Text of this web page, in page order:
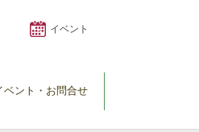
イベント
ベント・お問合せ